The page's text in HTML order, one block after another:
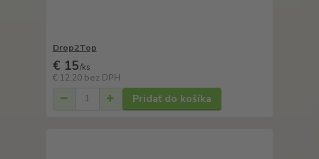
Drop2Top
€ 15/ks
€ 12,20 bez DPH
Pridať do košíka